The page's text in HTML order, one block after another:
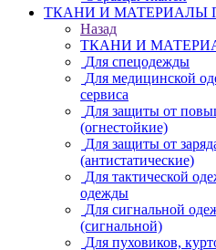
ТКАНИ И МАТЕРИАЛЫ
Назад
ТКАНИ И
Для спецодежды
Для медицинской
сервиса
Для защиты от
(огнестойкие)
Для защиты от
(антистатические)
Для тактической
одежды
Для сигнальной
(сигнальной)
Для пуховиков,